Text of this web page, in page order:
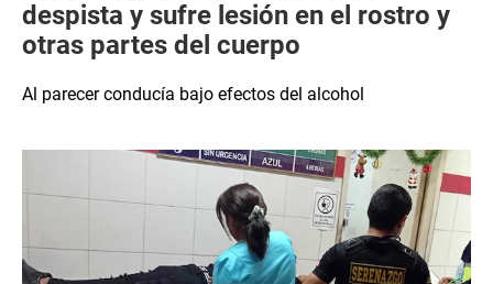
despista y sufre lesión en el rostro y
otras partes del cuerpo
Al parecer conducía bajo efectos del alcohol